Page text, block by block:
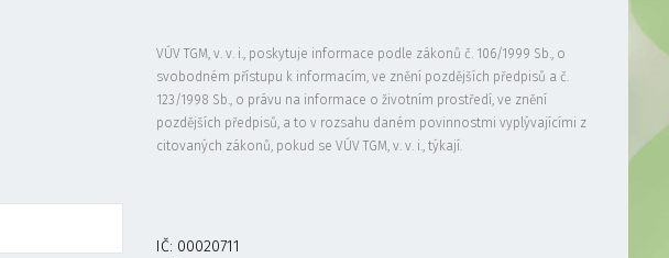
VÚV TGM, v. v. i., poskytuje informace podle zákonů č. 106/1999 Sb., o
svobodném přístupu k informacím, ve znění pozdějších předpisů a č.
123/1998 Sb., o právu na informace o životním prostředí, ve znění
pozdějších předpisů, a to v rozsahu daném povinnostmi vyplývajícími z
citovaných zákonů, pokud se VÚV TGM, v. v. i., týkají.
IČ: 00020711